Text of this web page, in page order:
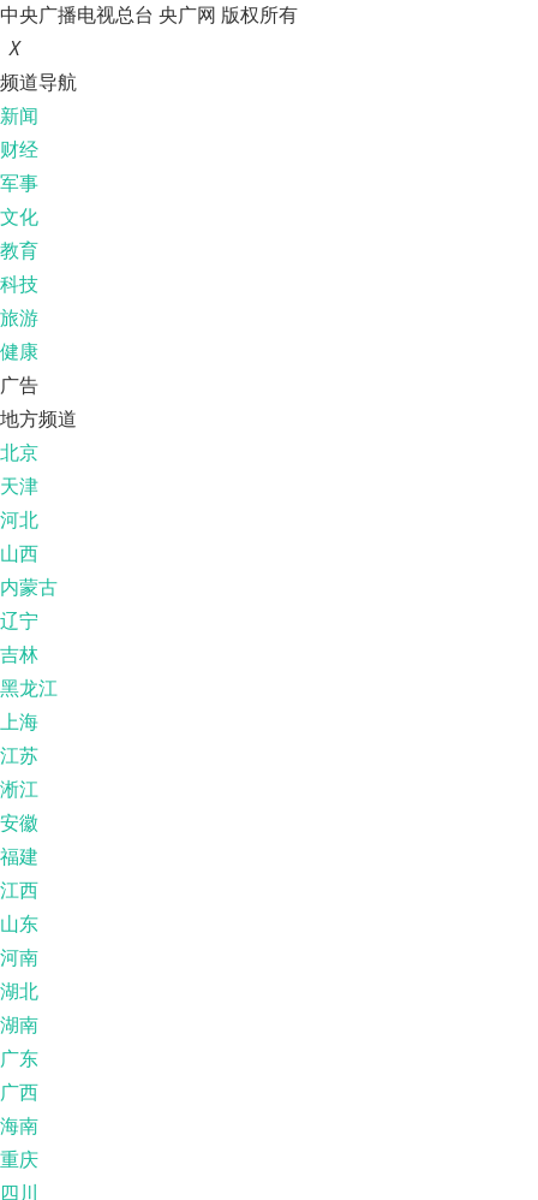
中央广播电视总台 央广网 版权所有
X
频道导航
新闻
财经
军事
文化
教育
科技
旅游
健康
广告
地方频道
北京
天津
河北
山西
内蒙古
辽宁
吉林
黑龙江
上海
江苏
淅江
安徽
福建
江西
山东
河南
湖北
湖南
广东
广西
海南
重庆
四川